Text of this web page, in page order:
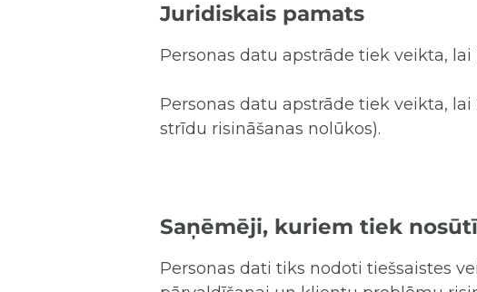
Juridiskais pamats
Personas datu apstrāde tiek veikta,
Personas datu apstrāde tiek veikta,
strīdu risināšanas nolūkos).
Saņēmēji, kuriem tiek
Personas dati tiks nodoti tiešsaistes